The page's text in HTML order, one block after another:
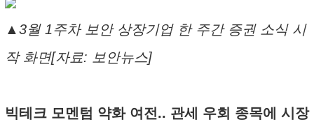
▲3월 1주차 보안 상장기업 한 주간 증권 소식 시
작 화면[자료: 보안뉴스]
빅테크 모멘텀 약화 여전.. 관세 우회 종목에 시장